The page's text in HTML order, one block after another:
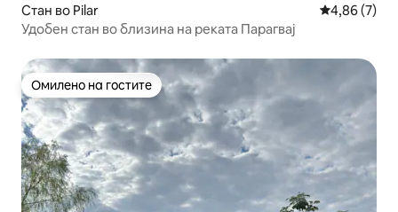
Стан во Pilar Просечна
4,86 (7)
Удобен стан во близина на реката Парагвај
Омилено на гостите
Омилено на гостите